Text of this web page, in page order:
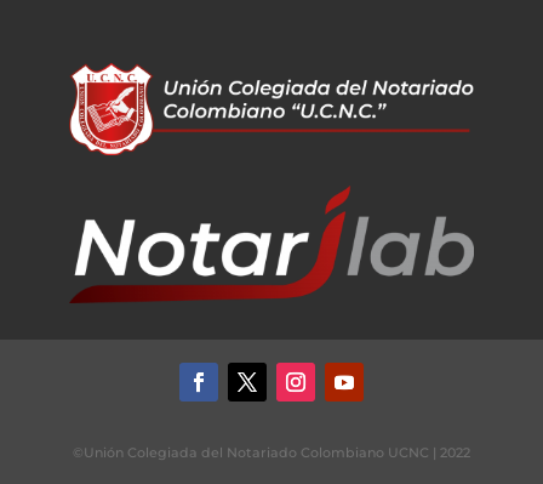
©Unión Colegiada del Notariado Colombiano UCNC | 2022